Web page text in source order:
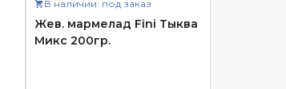
В наличии: под заказ
Жев. мармелад Fini Тыква
Микс 200гр.